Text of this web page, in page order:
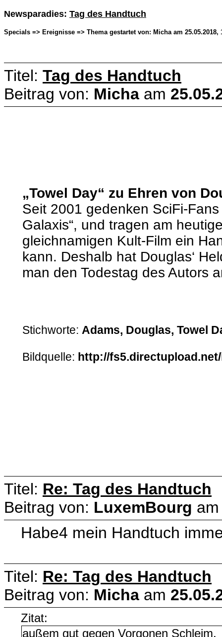
Newsparadies: Tag des Handtuch
Specials => Ereignisse => Thema gestartet von: Micha am 25.05.2018,
Titel: Tag des Handtuch
Beitrag von: Micha am
„Towel Day“ zu Ehren von
Seit 2001 gedenken SciFi-
Galaxis“, und tragen am
gleichnamigen Kult-Film ein
kann. Deshalb hat Douglas‘
man den Todestag des Autors
Stichworte: Adams, Douglas, Towel
Bildquelle: http://
Titel: Re: Tag des Handtuch
Beitrag von: LuxemBourg
Habe4 mein Handtuch
Titel: Re: Tag des Handtuch
Beitrag von: Micha am
Zitat:
außem gut gegen Vorgonen Schleim.